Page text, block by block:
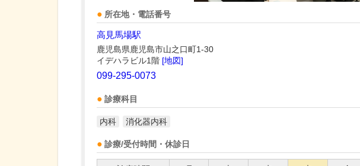
所在地・電話番号
高見馬場駅
鹿児島県鹿児島市山之口町1-30
イデハラビル1階 [地図]
099-295-0073
診療科目
内科 消化器内科
診療/受付時間・休診日